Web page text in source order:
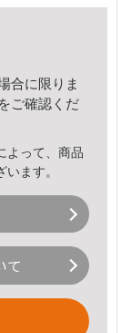
合に限りま
をご確認くだ
よって、商品
ます。
て